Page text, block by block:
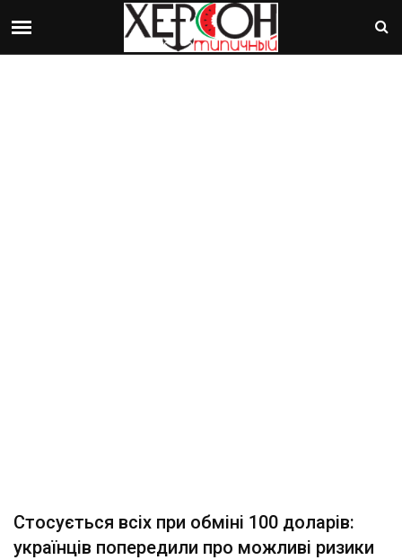
Стосується всіх при обміні 100 доларів:
українців попередили про можливі ризики